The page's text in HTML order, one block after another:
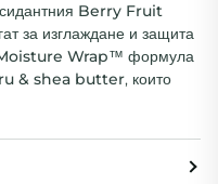
Berry Fruit
за изглаждане и защита
Wrap™ формула
& shea butter, които